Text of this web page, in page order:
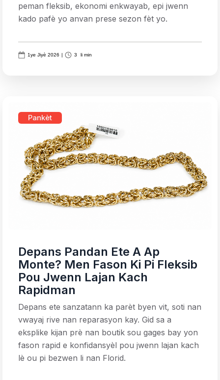
peman fleksib, ekonomi enkwayab, epi jwenn
kado pafè yo anvan prese sezon fèt yo.
1ye Jiyè 2026 | 3 li min
Pankèt
Depans Pandan Ete A Ap
Monte? Men Fason Ki Pi Fleksib
Pou Jwenn Lajan Kach
Rapidman
Depans ete sanzatann ka parèt byen vit, soti nan
vwayaj rive nan reparasyon kay. Gid sa a
eksplike kijan prè nan boutik sou gages bay yon
fason rapid e konfidansyèl pou jwenn lajan kach
lè ou pi bezwen li nan Florid.